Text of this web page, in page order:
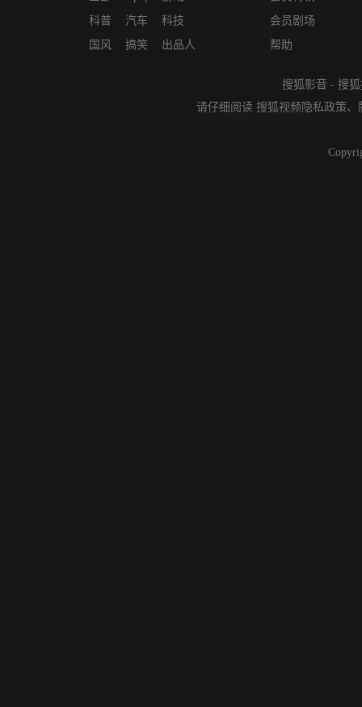
科普
国风
汽车
搞笑
科技
出品人
会员剧场
帮助
搜狐影音 - 搜
请仔细阅读 搜狐视频隐私政策、